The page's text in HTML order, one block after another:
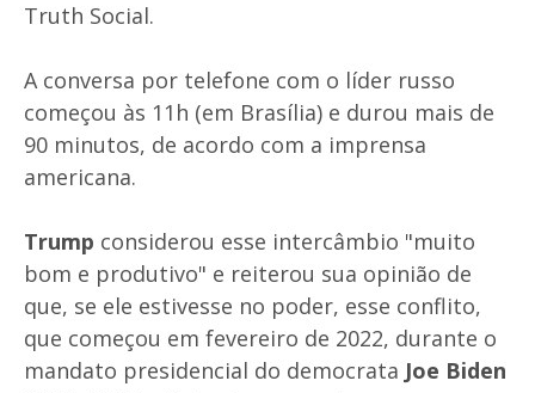
Truth Social.
A conversa por telefone com o líder russo
começou às 11h (em Brasília) e durou mais de
90 minutos, de acordo com a imprensa
americana.
Trump considerou esse intercâmbio "muito
bom e produtivo" e reiterou sua opinião de
que, se ele estivesse no poder, esse conflito,
que começou em fevereiro de 2022, durante o
mandato presidencial do democrata Joe Biden